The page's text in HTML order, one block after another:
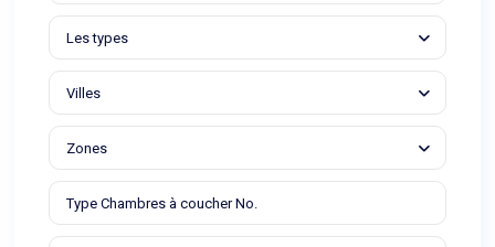
Les types
Villes
Zones